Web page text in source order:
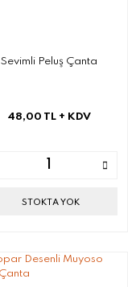
Sevimli Peluş Çanta
48,00 TL + KDV
STOKTA YOK